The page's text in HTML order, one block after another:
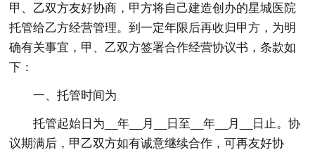
甲、乙双方友好协商，甲方将自己建造创办的星城医院
托管给乙方经营管理。到一定年限后再收归甲方，为明
确有关事宜，甲、乙双方签署合作经营协议书，条款如
下：
一、托管时间为
托管起始日为__年__月__日至__年__月__日止。协
议期满后，甲乙双方如有诚意继续合作，可再友好协